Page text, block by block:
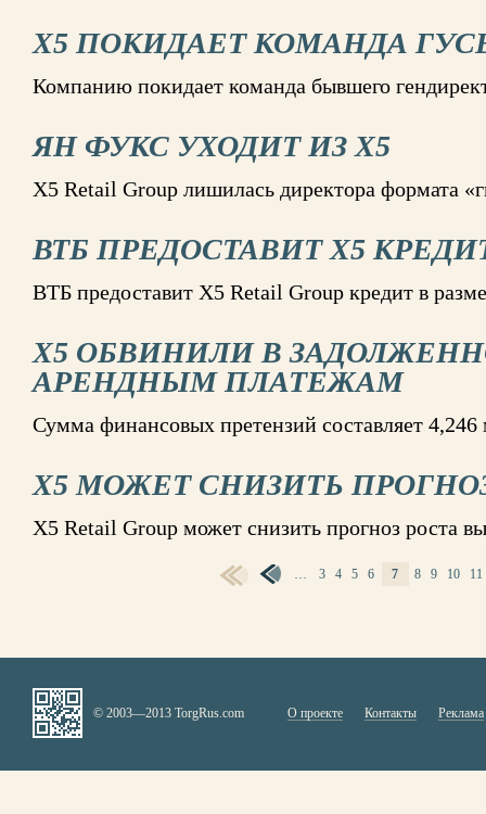
X5 ПОКИДАЕТ КОМАНДА
Компанию покидает команда бывшего
ЯН ФУКС УХОДИТ ИЗ X5
Х5 Retail Group лишилась директора формата
ВТБ ПРЕДОСТАВИТ X5
ВТБ предоставит X5 Retail Group кредит в
X5 ОБВИНИЛИ В
АРЕНДНЫМ ПЛАТЕЖАМ
Сумма финансовых претензий составляет 4,246
X5 МОЖЕТ СНИЗИТЬ
X5 Retail Group может снизить прогноз роста
… 3 4 5 6 7 8 9 10 11
© 2003—2013 TorgRus.com О проекте Контакты Реклама